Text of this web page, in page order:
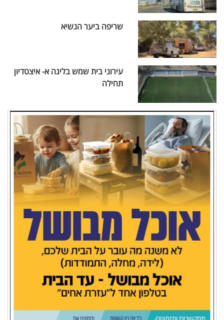
שריפה ביער הנשיא
עירוני בית שמש בליגה א- איצטדיון
תחילה